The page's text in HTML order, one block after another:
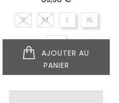
S M L XL
XXL
PANIER